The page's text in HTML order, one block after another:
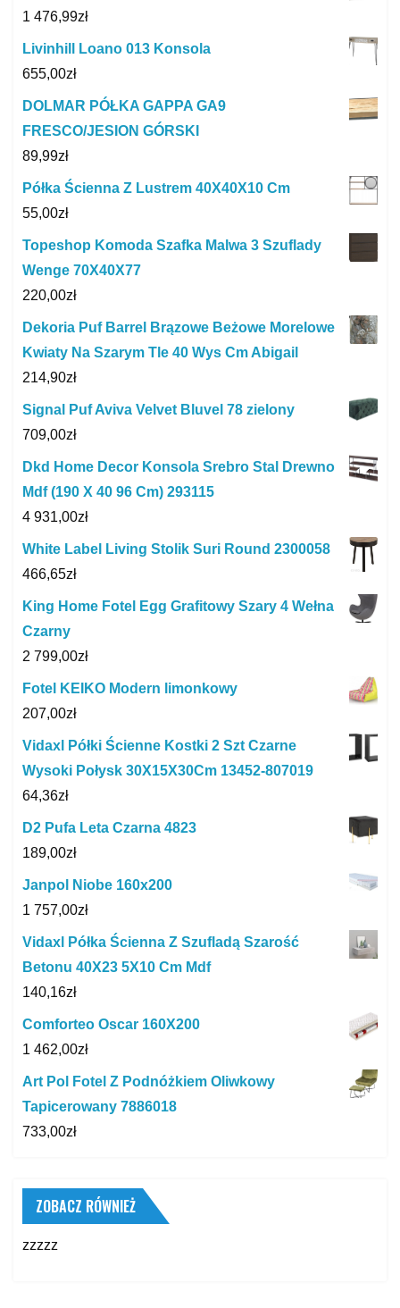
1 476,99zł
Livinhill Loano 013 Konsola
655,00zł
DOLMAR PÓŁKA GAPPA GA9
FRESCO/JESION GÓRSKI
89,99zł
Półka Ścienna Z Lustrem 40X40X10 Cm
55,00zł
Topeshop Komoda Szafka Malwa 3 Szuflady
Wenge 70X40X77
220,00zł
Dekoria Puf Barrel Brązowe Beżowe Morelowe
Kwiaty Na Szarym Tle 40 Wys Cm Abigail
214,90zł
Signal Puf Aviva Velvet Bluvel 78 zielony
709,00zł
Dkd Home Decor Konsola Srebro Stal Drewno
Mdf (190 X 40 96 Cm) 293115
4 931,00zł
White Label Living Stolik Suri Round 2300058
466,65zł
King Home Fotel Egg Grafitowy Szary 4 Wełna
Czarny
2 799,00zł
Fotel KEIKO Modern limonkowy
207,00zł
Vidaxl Półki Ścienne Kostki 2 Szt Czarne
Wysoki Połysk 30X15X30Cm 13452-807019
64,36zł
D2 Pufa Leta Czarna 4823
189,00zł
Janpol Niobe 160x200
1 757,00zł
Vidaxl Półka Ścienna Z Szufladą Szarość
Betonu 40X23 5X10 Cm Mdf
140,16zł
Comforteo Oscar 160X200
1 462,00zł
Art Pol Fotel Z Podnóżkiem Oliwkowy
Tapicerowany 7886018
733,00zł
ZOBACZ RÓWNIEŻ
zzzzz